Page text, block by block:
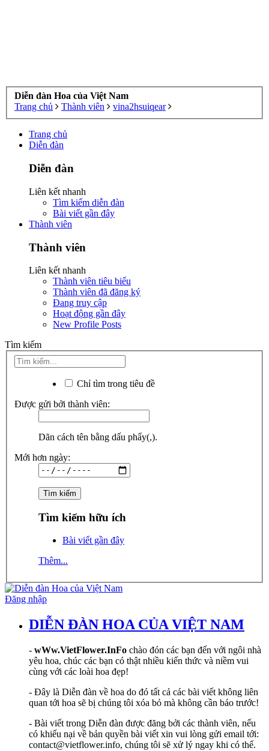
Diễn đàn Hoa của Việt Nam
Trang chủ
Thành viên vina2hsuiqear
Trang chủ
Diễn đàn
Diễn đàn
Liên kết nhanh
Tìm kiếm diễn đàn
Bài viết gần đây
Thành viên
Thành viên
Liên kết nhanh
Thành viên tiêu biểu
Thành viên đã đăng ký
Đang truy cập
Hoạt động gần đây
New Profile Posts
Tìm kiếm
Chỉ tìm trong tiêu đề
Được gửi bởi thành viên:
Dãn cách tên bằng dấu phẩy(,).
Mới hơn ngày:
Tìm kiếm hữu ích
Bài viết gần đây
Thêm...
Đăng nhập
DIỄN ĐÀN HOA CỦA VIỆT NAM
- wWw.VietFlower.InFo chào đón các bạn đến với ngôi nhà
yêu hoa, chúc các bạn có thật nhiều kiến thức và niềm vui
cùng với các loài hoa đẹp!
- Đây là Diễn đàn về hoa do đó tất cả các bài viết không liên
quan tới hoa sẽ bị chúng tôi xóa bỏ mà không cần báo trước!
- Bài viết trong Diễn đàn được đăng bởi các thành viên, nếu
có khiếu nại về bản quyền bài viết xin vui lòng gửi email tới:
contact@vietflower.info, chúng tôi sẽ xử lý ngay khi có thể.